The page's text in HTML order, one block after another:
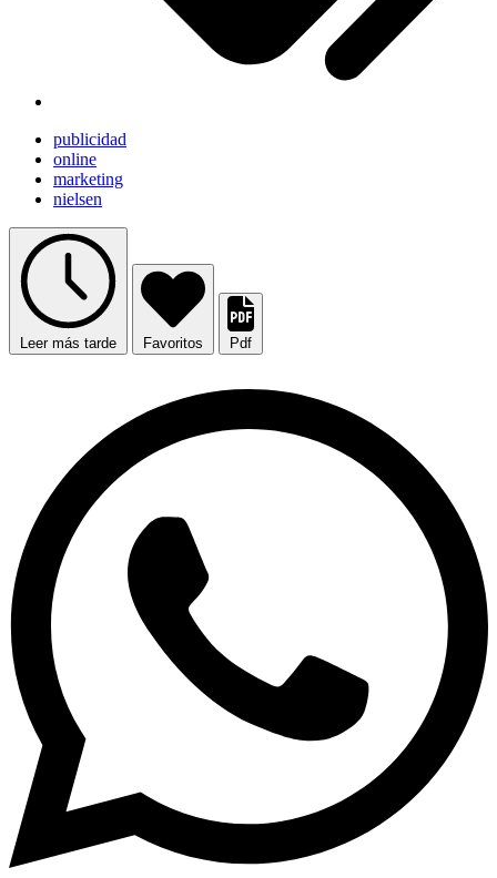
publicidad
online
marketing
nielsen
Leer más tarde Favoritos Pdf